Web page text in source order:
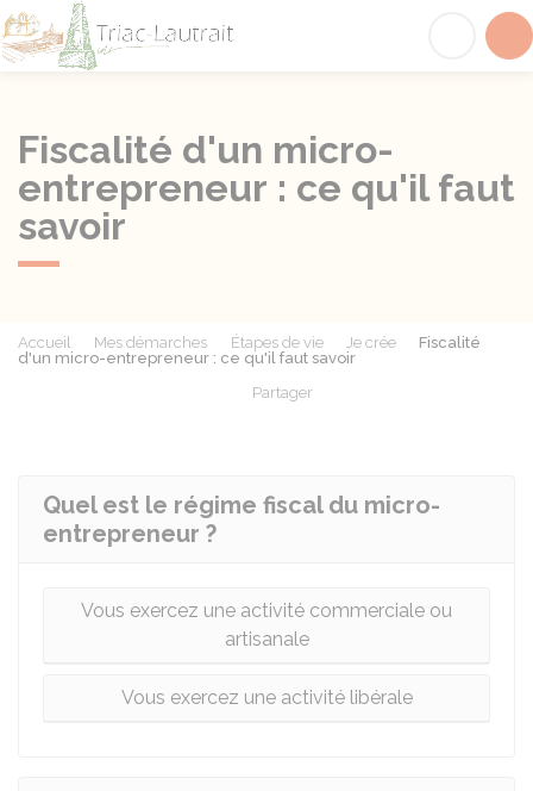
Fiscalité d'un micro-
entrepreneur : ce qu'il faut
savoir
Accueil Mes démarches Étapes de vie Je crée
Fiscalité
d'un micro-entrepreneur : ce qu'il faut savoir
Partager
Quel est le régime fiscal du micro-
entrepreneur ?
Vous exercez une activité commerciale ou
artisanale
Vous exercez une activité libérale